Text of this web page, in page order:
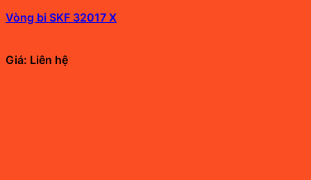
Vòng bi SKF 32017 X
Giá: Liên hệ